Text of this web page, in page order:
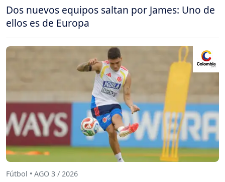
Dos nuevos equipos saltan por James: Uno de
ellos es de Europa
Fútbol • AGO 3 / 2026